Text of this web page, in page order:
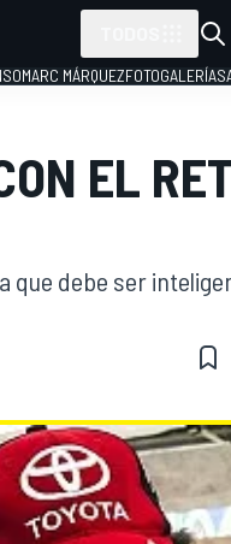
MARC MÁRQUEZFOTOGALERÍAS
EL
que debe ser